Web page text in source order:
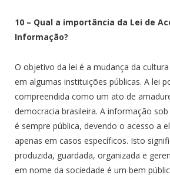
10 – Qual a importância da Lei de
Informação?
O objetivo da lei é a mudança da
em algumas instituições públicas. A lei
compreendida como um ato de
democracia brasileira. A informação
é sempre pública, devendo o acesso a
apenas em casos específicos. Isto
produzida, guardada, organizada e
em nome da sociedade é um bem